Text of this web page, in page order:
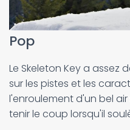
Pop
Le Skeleton Key a assez
sur les pistes et les
l'enroulement d'un bel
tenir le coup lorsqu'il